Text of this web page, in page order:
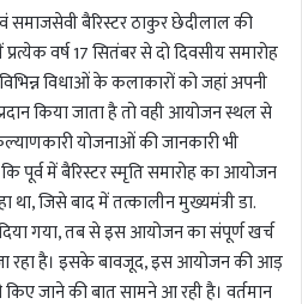
समाजसेवी बैरिस्टर ठाकुर छेदीलाल की
वर्ष 17 सितंबर से दो दिवसीय समारोह
विधाओं के कलाकारों को जहां अपनी
किया जाता है तो वही आयोजन स्थल से
योजनाओं की जानकारी भी
पूर्व में बैरिस्टर स्मृति समारोह का आयोजन
था, जिसे बाद में तत्कालीन मुख्यमंत्री डा.
गया, तब से इस आयोजन का संपूर्ण खर्च
जा रहा है। इसके बावजूद, इस आयोजन की आड़
जाने की बात सामने आ रही है। वर्तमान